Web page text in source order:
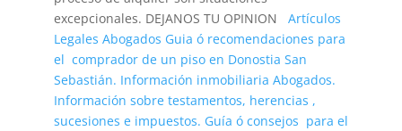
excepcionales. DEJANOS TU OPINION Artículos
Legales Abogados Guia ó recomendaciones para
el comprador de un piso en Donostia San
Sebastián. Información inmobiliaria Abogados.
Información sobre testamentos, herencias ,
sucesiones e impuestos. Guía ó consejos para el